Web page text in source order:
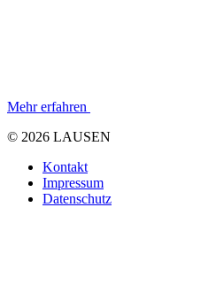
Mehr erfahren
© 2026 LAUSEN
Kontakt
Impressum
Datenschutz